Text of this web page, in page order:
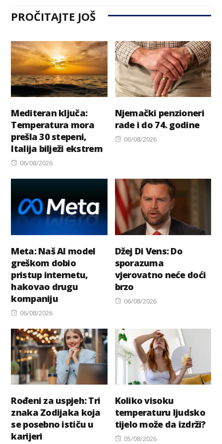
PROČITAJTE JOŠ
Mediteran ključa:
Temperatura mora
prešla 30 stepeni,
Italija bilježi ekstrem
Posted
06/08/2026
Njemački penzioneri
rade i do 74. godine
Posted
06/08/2026
Meta: Naš AI model
greškom dobio
pristup internetu,
hakovao drugu
kompaniju
Posted
06/08/2026
Džej Di Vens: Do
sporazuma
vjerovatno neće doći
brzo
Posted
06/08/2026
Rođeni za uspjeh: Tri
znaka Zodijaka koja
se posebno ističu u
karijeri
Koliko visoku
temperaturu ljudsko
tijelo može da izdrži?
Posted
05/08/2026